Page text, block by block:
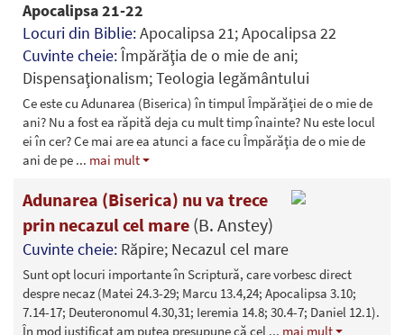
Apocalipsa 21-22
Locuri din Biblie:Apocalipsa 21; Apocalipsa 22
Cuvinte cheie:Împărăţia de o mie de ani;
Dispensaţionalism; Teologia legământului
Ce este cu Adunarea (Biserica) în timpul Împărăţiei de o mie de
ani? Nu a fost ea răpită deja cu mult timp înainte? Nu este locul
ei în cer? Ce mai are ea atunci a face cu Împărăţia de o mie de
ani de pe ... mai mult
Adunarea (Biserica) nu va trece
prin necazul cel mare (B. Anstey)
Cuvinte cheie: Răpire; Necazul cel mare
Sunt opt locuri importante în Scriptură, care vorbesc direct
despre necaz (Matei 24.3-29; Marcu 13.4,24; Apocalipsa 3.10;
7.14-17; Deuteronomul 4.30,31; Ieremia 14.8; 30.4-7; Daniel 12.1).
În mod justificat am putea presupune că cel ... mai mult